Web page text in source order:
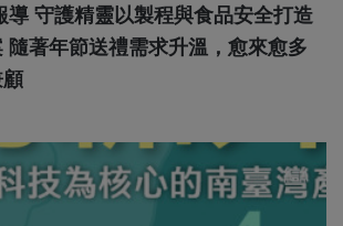
導 守護精靈以製程與食品安全打造
隨著年節送禮需求升溫，愈來愈多